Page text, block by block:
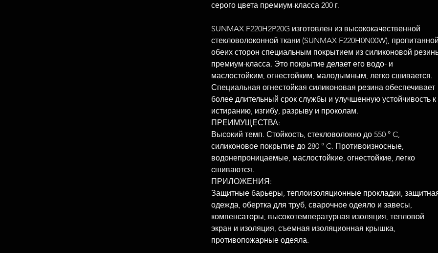
серого цвета премиум-класса 200 г.
SUNMAX F220H2P20G изготовлен из высококачественной
стекловолоконной ткани (SUNMAX F220H0N00W),
обеих сторон специальным покрытием из силиконовой
премиум-класса. Это покрытие делает его водо- и
маслостойким, огнестойким, малодымным, легко сшивается.
Специальная огнестойкая силиконовая резина обеспечивает
более длительный срок службы и улучшенную устойчивость к
истиранию, изгибу, разрыву и проколам.
ПРЕИМУЩЕСТВА:
Высокий темп. Стойкость, стекловолокно до 550 ° C,
силиконовое покрытие до 280 ° C. Противоизносные,
водонепроницаемые, маслостойкие, огнестойкие, легко
сшиваются.
ПРИЛОЖЕНИЯ:
Защитные барьеры, теплоизоляционные прокладки,
одежда, обертка для труб, сварочное одеяло и завесы,
компенсаторы, высокотемпературная изоляция, тепловой
экран и изоляция, съемная изоляционная крышка,
противопожарные одеяла.